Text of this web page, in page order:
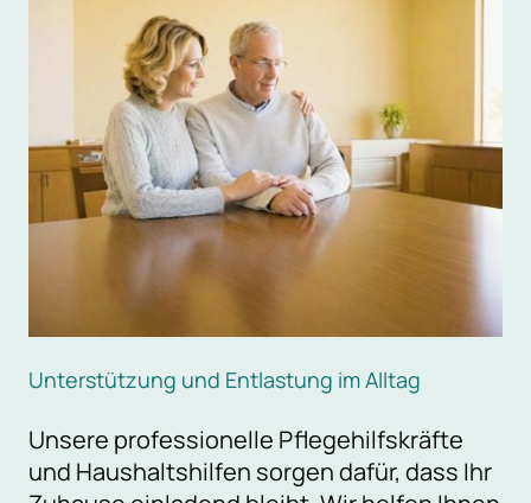
Unterstützung und Entlastung im Alltag
Unsere professionelle Pflegehilfskräfte
und Haushaltshilfen sorgen dafür, dass Ihr